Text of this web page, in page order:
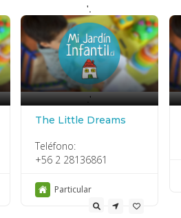
'.
.'
The Little Dreams
Teléfono:
+56 2 28136861
Particular